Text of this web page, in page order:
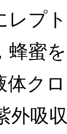
レプ
蜂蜜
体ク
外吸